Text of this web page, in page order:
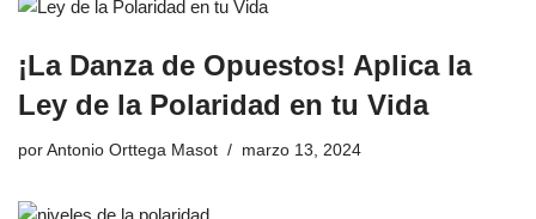
¡La Danza de Opuestos! Aplica la
Ley de la Polaridad en tu Vida
por Antonio Orttega Masot marzo 13, 2024